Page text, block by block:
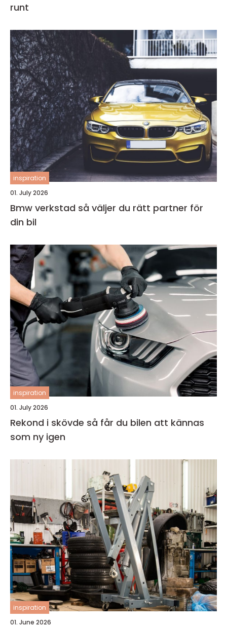
runt
inspiration
01. July 2026
Bmw verkstad så väljer du rätt partner för
din bil
inspiration
01. July 2026
Rekond i skövde så får du bilen att kännas
som ny igen
inspiration
01. June 2026